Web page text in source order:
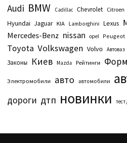
Audi BMW Cadillac Chevrolet Citroen
Hyundai Jaguar KIA Lamborghini Lexus
Mercedes-Benz nissan opel Peugeot
Toyota Volkswagen Volvo Автоваз
Законы Киев Маzda Рейтинги
Электромобили авто автомобили
дороги дтп новинки